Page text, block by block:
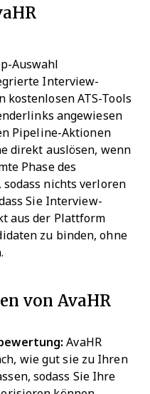
Auswahl
Interview-
kostenlosen ATS-Tools
angewiesen
Pipeline-Aktionen
direkt auslösen, wenn
Phase des
nichts verloren
Sie Interview-
aus der Plattform
zu binden, ohne
von AvaHR
AvaHR
wie gut sie zu Ihren
sodass Sie Ihre